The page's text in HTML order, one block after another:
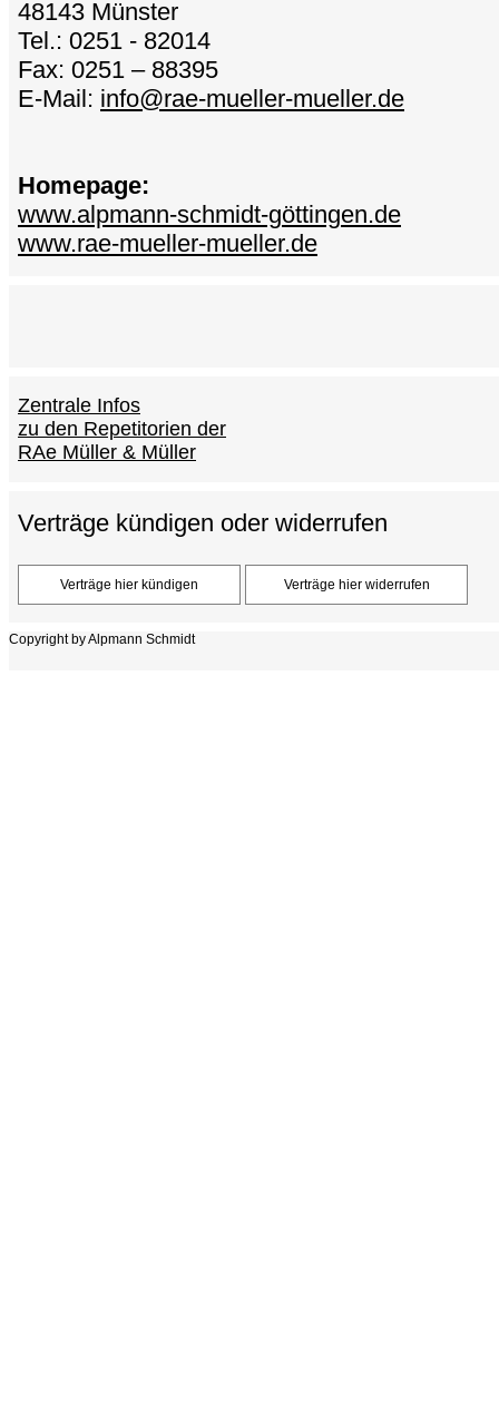
48143 Münster
Tel.: 0251 - 82014
Fax: 0251 – 88395
E-Mail: info@rae-mueller-mueller.de
Homepage:
www.alpmann-schmidt-göttingen.de
www.rae-mueller-mueller.de
Zentrale Infos
zu den Repetitorien der
RAe Müller & Müller
Verträge kündigen oder widerrufen
Copyright by Alpmann Schmidt